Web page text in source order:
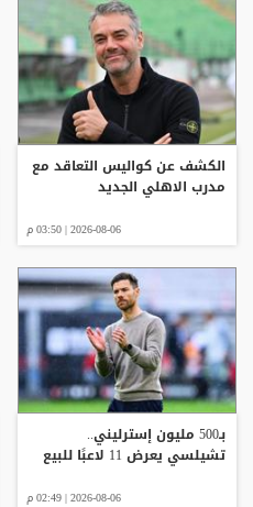
الكشف عن كواليس التعاقد مع
مدرب الاهلي الجديد
2026-08-06 | 03:50 م
بـ500 مليون إسترليني..
تشيلسي يعرض 11 لاعبًا للبيع
2026-08-06 | 02:49 م